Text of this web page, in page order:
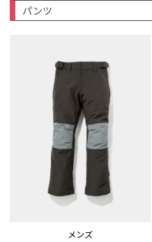
パンツ
メンズ